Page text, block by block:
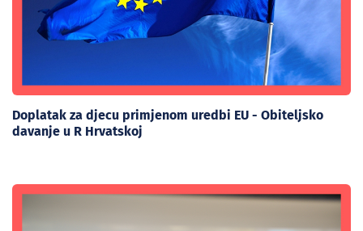
Doplatak za djecu primjenom uredbi EU - Obiteljsko
davanje u R Hrvatskoj